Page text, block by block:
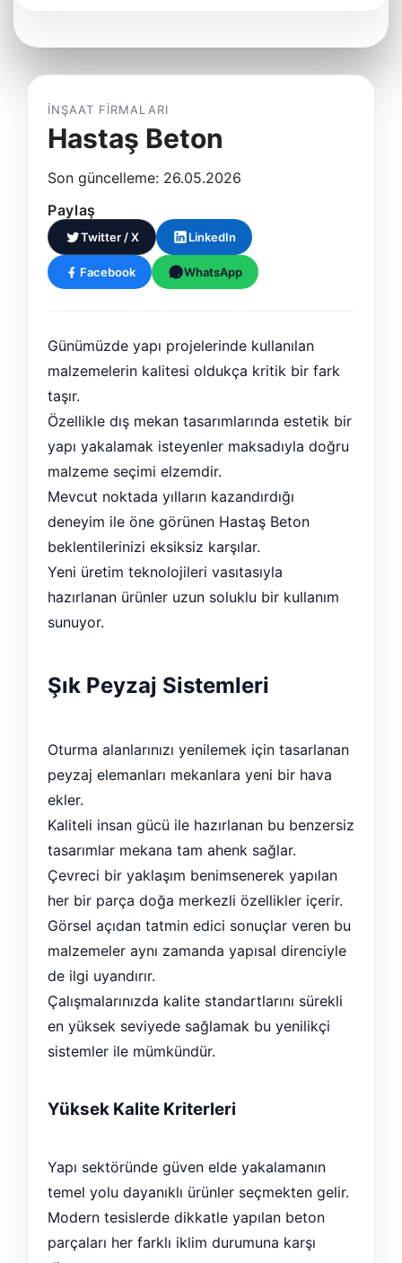
İNŞAAT FIRMALARI
Hastaş Beton
Son güncelleme: 26.05.2026
Paylaş
Twitter / X LinkedIn
Facebook WhatsApp
Günümüzde yapı projelerinde kullanılan
malzemelerin kalitesi oldukça kritik bir fark
taşır.
Özellikle dış mekan tasarımlarında estetik bir
yapı yakalamak isteyenler maksadıyla doğru
malzeme seçimi elzemdir.
Mevcut noktada yılların kazandırdığı
deneyim ile öne görünen Hastaş Beton
beklentilerinizi eksiksiz karşılar.
Yeni üretim teknolojileri vasıtasıyla
hazırlanan ürünler uzun soluklu bir kullanım
sunuyor.
Şık Peyzaj Sistemleri
Oturma alanlarınızı yenilemek için tasarlanan
peyzaj elemanları mekanlara yeni bir hava
ekler.
Kaliteli insan gücü ile hazırlanan bu benzersiz
tasarımlar mekana tam ahenk sağlar.
Çevreci bir yaklaşım benimsenerek yapılan
her bir parça doğa merkezli özellikler içerir.
Görsel açıdan tatmin edici sonuçlar veren bu
malzemeler aynı zamanda yapısal direnciyle
de ilgi uyandırır.
Çalışmalarınızda kalite standartlarını sürekli
en yüksek seviyede sağlamak bu yenilikçi
sistemler ile mümkündür.
Yüksek Kalite Kriterleri
Yapı sektöründe güven elde yakalamanın
temel yolu dayanıklı ürünler seçmekten gelir.
Modern tesislerde dikkatle yapılan beton
parçaları her farklı iklim durumuna karşı